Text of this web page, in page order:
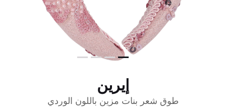
إيرين
طوق شعر بنات مزين باللون الوردي